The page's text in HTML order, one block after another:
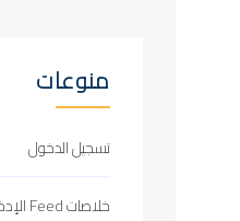
منوعات
تسجيل الدخول
خلاصات Feed الإدخالات